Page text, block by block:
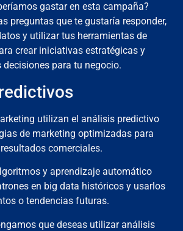
gastar en esta campaña?
preguntas que te gustaría responder,
y utilizar tus herramientas de
crear iniciativas estratégicas y
para tu negocio.
utilizan el análisis predictivo
de marketing optimizadas para
comerciales.
y aprendizaje automático
en big data históricos y usarlos
o tendencias futuras.
que deseas utilizar análisis